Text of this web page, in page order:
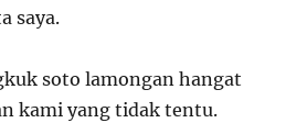
saya.
soto lamongan hangat
kami yang tidak tentu.